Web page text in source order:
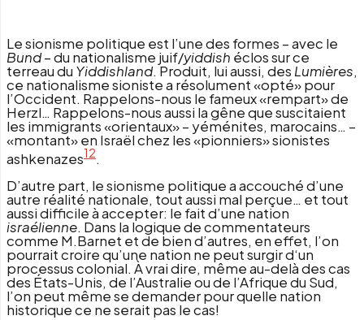
Le sionisme politique est l’une des formes – avec le
Bund– du nationalisme juif/yiddish éclos sur ce
terreau du Yiddishland. Produit, lui aussi, des Lumières,
ce nationalisme sioniste a résolument «opté» pour
l’Occident. Rappelons-nous le fameux «rempart» de
Herzl… Rappelons-nous aussi la gêne que suscitaient
les immigrants «orientaux» – yéménites, marocains… –
«montant» en Israël chez les «pionniers» sionistes
ashkenazes12
D’autre part, le sionisme politique a accouché d’une
autre réalité nationale, tout aussi mal perçue… et tout
aussi difficile à accepter: le fait d’une nation
israélienne. Dans la logique de commentateurs
comme M.Barnet et de bien d’autres, en effet, l’on
pourrait croire qu’une nation ne peut surgir d‘un
processus colonial. À vrai dire, même au-delà des cas
des États-Unis, de l’Australie ou de l’Afrique du Sud,
l’on peut même se demander pour quelle nation
historique ce ne serait pas le cas!